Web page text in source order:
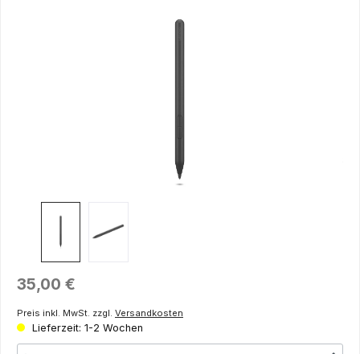
Regulärer Preis:
35,00 €
Preis inkl. MwSt. zzgl. Versandkosten
Lieferzeit: 1-2 Wochen